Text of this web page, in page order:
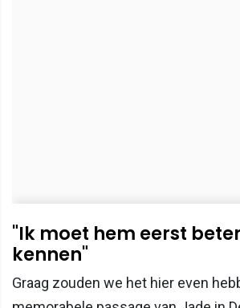
"Ik moet hem eerst
kennen"
Graag zouden we het hier even